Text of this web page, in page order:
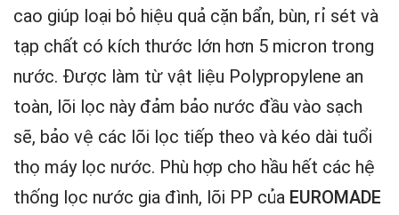
cao giúp loại bỏ hiệu quả cặn bẩn, bùn, rỉ sét và
tạp chất có kích thước lớn hơn 5 micron trong
nước. Được làm từ vật liệu Polypropylene an
toàn, lõi lọc này đảm bảo nước đầu vào sạch
sẽ, bảo vệ các lõi lọc tiếp theo và kéo dài tuổi
thọ máy lọc nước. Phù hợp cho hầu hết các hệ
thống lọc nước gia đình, lõi PP của EUROMADE